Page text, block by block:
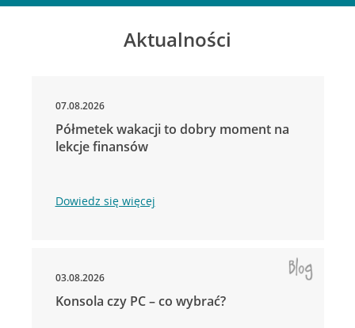
Aktualności
07.08.2026
Półmetek wakacji to dobry moment na
lekcje finansów
Dowiedz się więcej
03.08.2026
Konsola czy PC – co wybrać?